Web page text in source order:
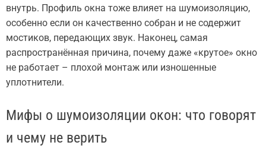
внутрь. Профиль окна тоже влияет на шумоизоляцию,
особенно если он качественно собран и не содержит
мостиков, передающих звук. Наконец, самая
распространённая причина, почему даже «крутое» окно
не работает – плохой монтаж или изношенные
уплотнители.
Мифы о шумоизоляции окон: что говорят
и чему не верить